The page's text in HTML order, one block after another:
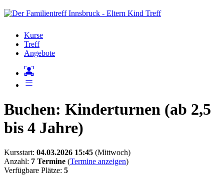
Kurse
Treff
Angebote
Buchen: Kinderturnen (ab 2,5
bis 4 Jahre)
Kursstart: 04.03.2026 15:45 (Mittwoch)
Anzahl: 7 Termine (Termine anzeigen)
Verfügbare Plätze: 5